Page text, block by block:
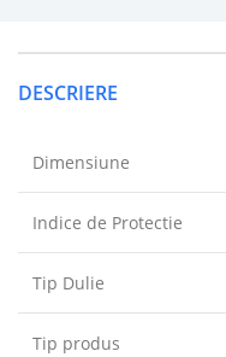
DESCRIERE
Dimensiune
Indice de Protectie
Tip Dulie
Tip produs